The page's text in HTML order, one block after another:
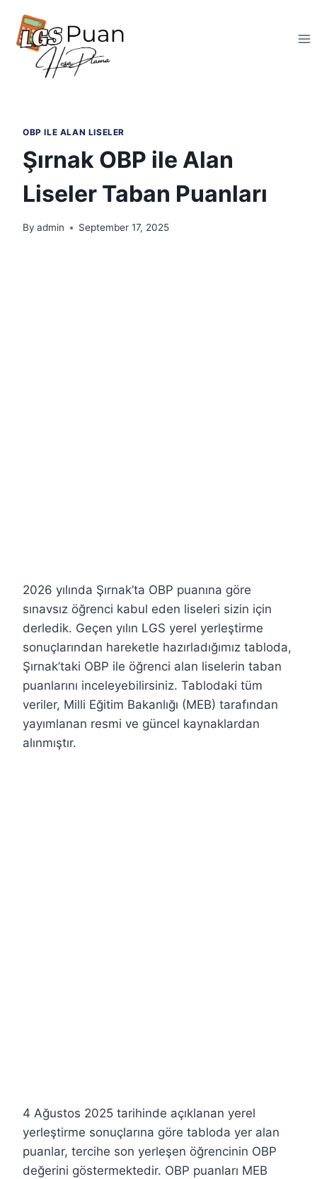
content
OBP ILE ALAN LISELER
Şırnak OBP ile Alan
Liseler Taban Puanları
By admin September 17, 2025
2026 yılında Şırnak’ta OBP puanına göre
sınavsız öğrenci kabul eden liseleri sizin için
derledik. Geçen yılın LGS yerel yerleştirme
sonuçlarından hareketle hazırladığımız tabloda,
Şırnak’taki OBP ile öğrenci alan liselerin taban
puanlarını inceleyebilirsiniz. Tablodaki tüm
veriler, Milli Eğitim Bakanlığı (MEB) tarafından
yayımlanan resmi ve güncel kaynaklardan
alınmıştır.
4 Ağustos 2025 tarihinde açıklanan yerel
yerleştirme sonuçlarına göre tabloda yer alan
puanlar, tercihe son yerleşen öğrencinin OBP
değerini göstermektedir. OBP puanları MEB